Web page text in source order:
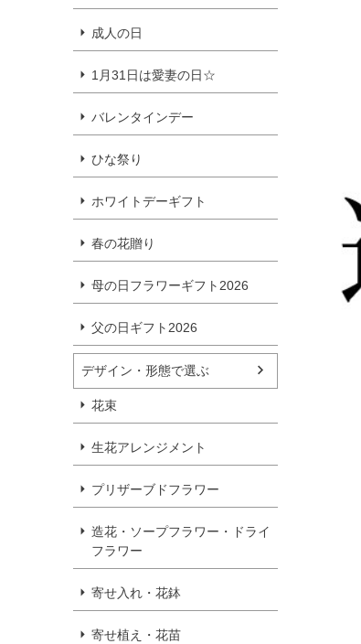
成人の日
1月31日は愛妻の日☆
バレンタインデー
ひな祭り
ホワイトデーギフト
春の花贈り
母の日フラワーギフト2026
父の日ギフト2026
デザイン・形態で選ぶ
花束
生花アレンジメント
プリザーブドフラワー
造花・ソープフラワー・ドライ
フラワー
寄せ入れ・花鉢
寄せ植え・花苗